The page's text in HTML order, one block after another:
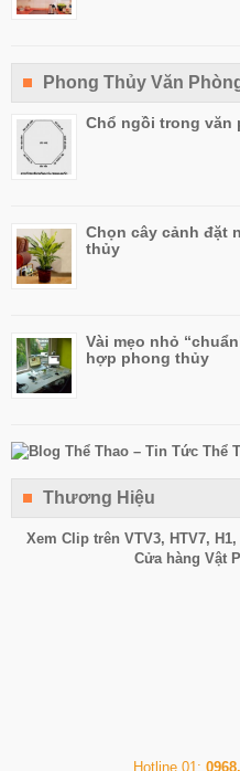
Phong Thủy Văn
Chổ ngồi trong văn
Chọn cây cảnh đặt
thủy
Vài mẹo nhỏ
hợp phong thủy
Thương Hiệu
Xem Clip trên VTV3, HTV7, H1,
Cửa hàng Vật
Hotline 01: